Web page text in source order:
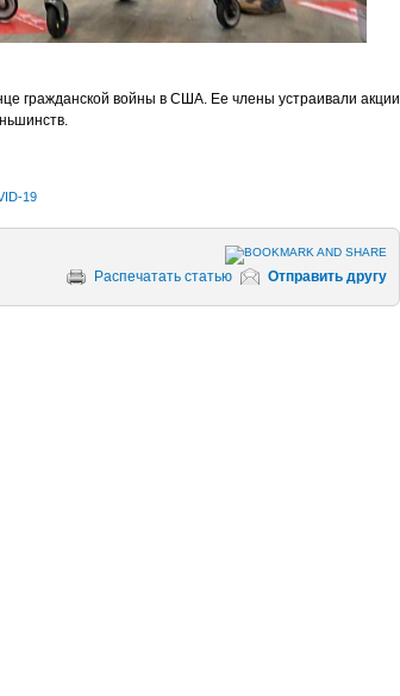
гражданской войны в США. Ее члены устраивали акции
19
Распечатать статью Отправить другу